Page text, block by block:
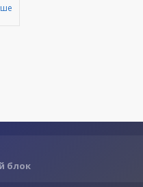
блок